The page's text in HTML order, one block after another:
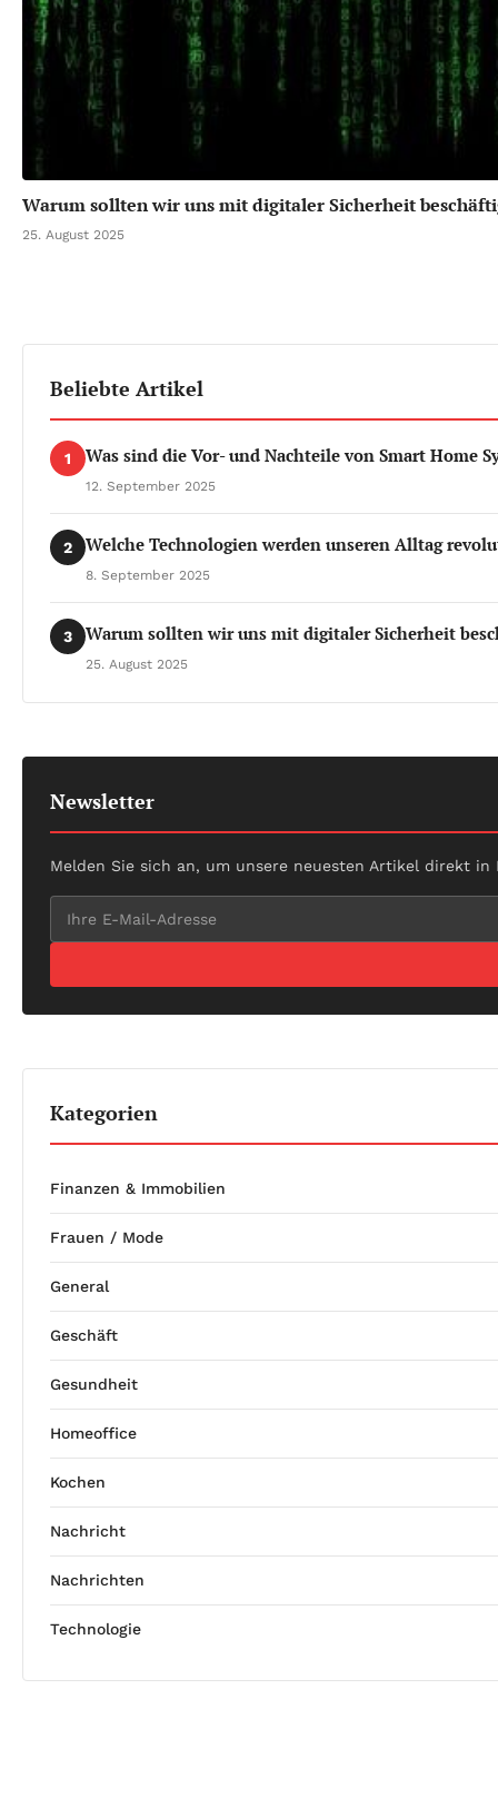
Warum sollten wir uns mit digitaler Sicherheit
25. August 2025
Beliebte Artikel
1 Was sind die Vor- und Nachteile von Smart Home
12. September 2025
2 Welche Technologien werden unseren Alltag
8. September 2025
3 Warum sollten wir uns mit digitaler Sicherheit
25. August 2025
Newsletter
Melden Sie sich an, um unsere neuesten Artikel direkt
Kategorien
Finanzen & Immobilien
Frauen / Mode
General
Geschäft
Gesundheit
Homeoffice
Kochen
Nachricht
Nachrichten
Technologie